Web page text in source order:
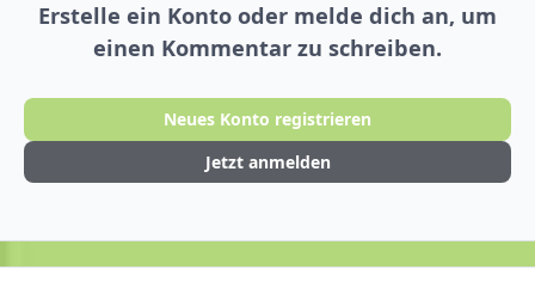
Erstelle ein Konto oder melde dich an, um
einen Kommentar zu schreiben.
Neues Konto registrieren
Jetzt anmelden